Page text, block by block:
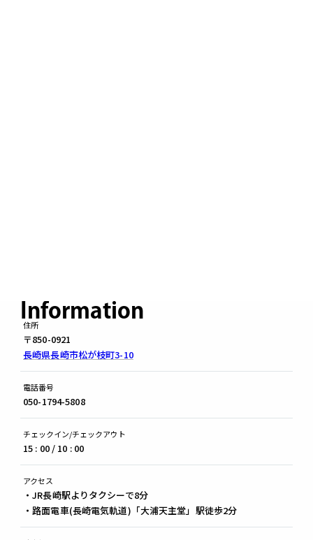
Information
住所
〒850-0921
長崎県長崎市松が枝町3-10
電話番号
050-1794-5808
チェックイン/チェックアウト
15 : 00 / 10 : 00
アクセス
JR長崎駅よりタクシーで8分
路面電車(長崎電気軌道)「大浦天主堂」駅徒歩2分